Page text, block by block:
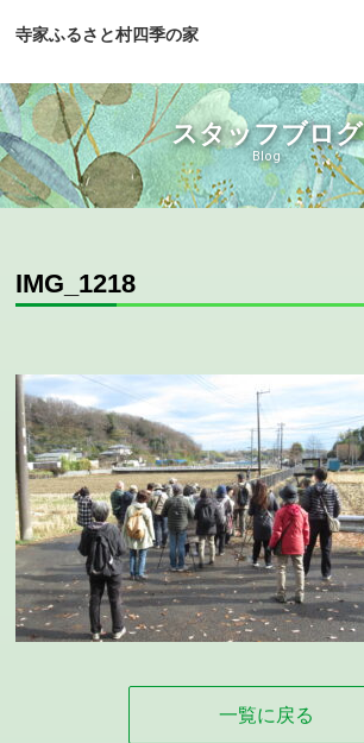
寺家ふるさと村四季の家
スタッフブログ
Blog
IMG_1218
一覧に戻る